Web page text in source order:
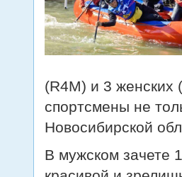
(R4M) и 3
спортсмены не
Новосибирской
В мужском зачете